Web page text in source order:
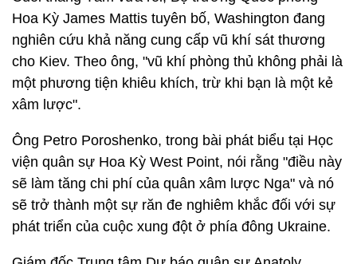
Hoa Kỳ James Mattis tuyên bố, Washington đang
nghiên cứu khả năng cung cấp vũ khí sát thương
cho Kiev. Theo ông, "vũ khí phòng thủ không phải là
một phương tiện khiêu khích, trừ khi bạn là một kẻ
xâm lược".
Ông Petro Poroshenko, trong bài phát biểu tại Học
viện quân sự Hoa Kỳ West Point, nói rằng "điều này
sẽ làm tăng chi phí của quân xâm lược Nga" và nó
sẽ trở thành một sự răn đe nghiêm khắc đối với sự
phát triển của cuộc xung đột ở phía đông Ukraine.